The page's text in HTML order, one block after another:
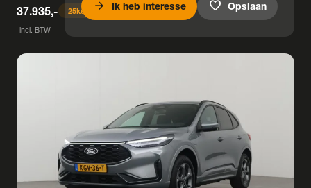
37.935,-
incl. BTW
25keer bekeken
arrow_forward Ik heb interesse favorite Opslaan